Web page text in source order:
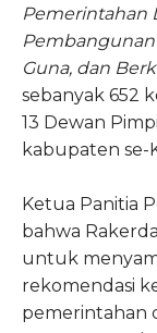
Pemerintahan
Pembangunan
Guna, dan
sebanyak 652
13 Dewan
kabupaten se-
Ketua Panitia
bahwa
untuk
rekomendasi
pemerintahan